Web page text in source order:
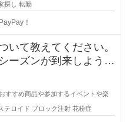
探し 転勤
！
いて教えてください。
ーズンが到来しようと
しゃみが
すすめ商品や参加するイベントや楽
テロイド ブロック注射 花粉症